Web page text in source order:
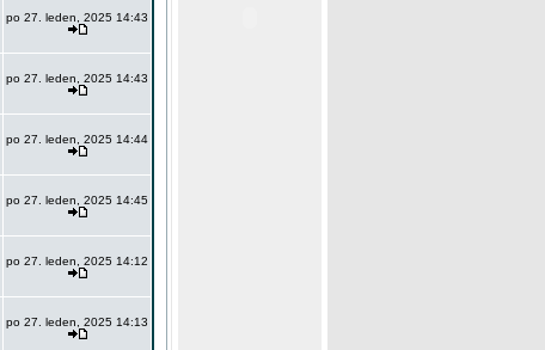
po 27. leden, 2025 14:43
po 27. leden, 2025 14:43
po 27. leden, 2025 14:44
po 27. leden, 2025 14:45
po 27. leden, 2025 14:12
po 27. leden, 2025 14:13